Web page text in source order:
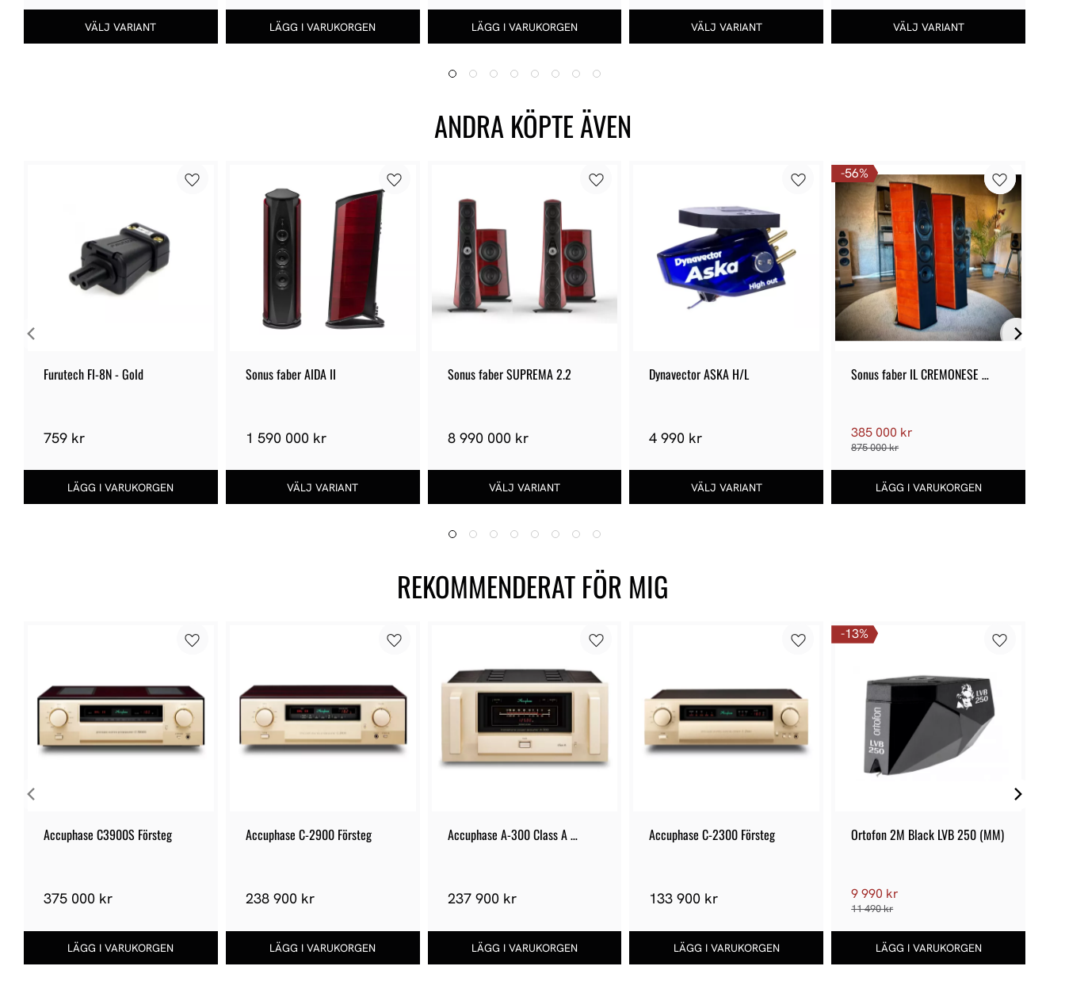
ANDRA KÖPTE ÄVEN
Furutech FI-8N - Gold
759 kr
Sonus faber AIDA II
1 590 000 kr
Sonus faber SUPREMA 2.2
8 990 000 kr
Dynavector ASKA H/L
4 990 kr
Sonus faber IL CREMONESE
385 000 kr
875 000 kr
56%
REKOMMENDERAT FÖR MIG
Accuphase C3900S Försteg
375 000 kr
Accuphase C-2900 Försteg
238 900 kr
Accuphase A-300 Class A
237 900 kr
Accuphase C-2300 Försteg
133 900 kr
Ortofon 2M Black LVB 250 (MM)
9 990 kr
11 490 kr
13%